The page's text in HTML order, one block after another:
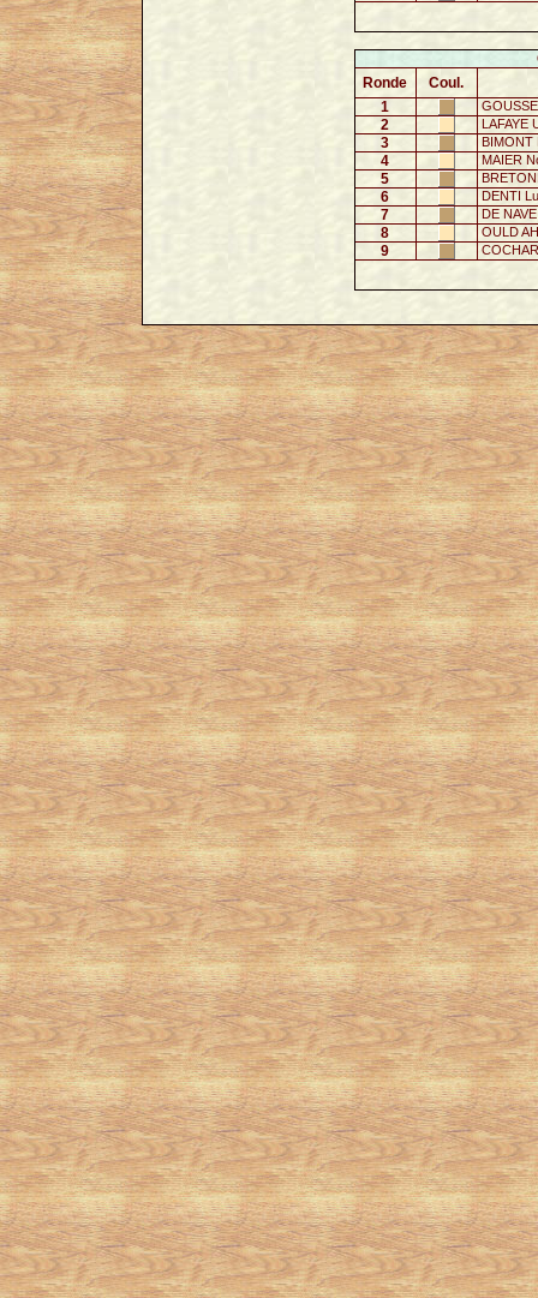
Ronde
Coul.
1
2 LAFAYE
3 BIMONT
4 MAIER
5
6 DENTI
7 DE
8 OULD
9